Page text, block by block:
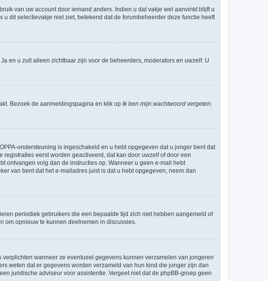
van uw account door iemand anders. Indien u dat vakje wel aanvinkt blijft u
dit selectievakje niet ziet, betekend dat de forumbeheerder deze functie heeft
Ja en u zult alleen zichtbaar zijn voor de beheerders, moderators en uwzelf. U
Bezoek de aanmeldingspagina en klik op Ik ben mijn wachtwoord vergeten
ondersteuning is ingeschakeld en u hebt opgegeven dat u jonger bent dat
eerst worden geactiveerd, dat kan door uwzelf of door een
ontvangen volg dan de instructies op. Wanneer u geen e-mail hebt
van bent dat het e-mailadres juist is dat u hebt opgegeven, neem dan
periodiek gebruikers die een bepaalde tijd zich niet hebben aangemeld of
om opnieuw te kunnen deelnemen in discussies.
verplichten wanneer ze eventueel gegevens kunnen verzamelen van jongeren
weten dat er gegevens worden verzameld van hun kind die jonger zijn dan
juridische adviseur voor assistentie. Vergeet niet dat de phpBB-groep geen